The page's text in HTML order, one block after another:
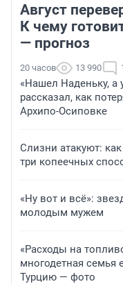
Август
К чему
— прогноз
20 часов 13 990
«Нашел Наденьку, а
рассказал, как
Архипо-Осиповке
Слизни атакуют:
три копеечных
«Ну вот и всё»:
молодым мужем
«Расходы на
многодетная семья
Турцию — фото